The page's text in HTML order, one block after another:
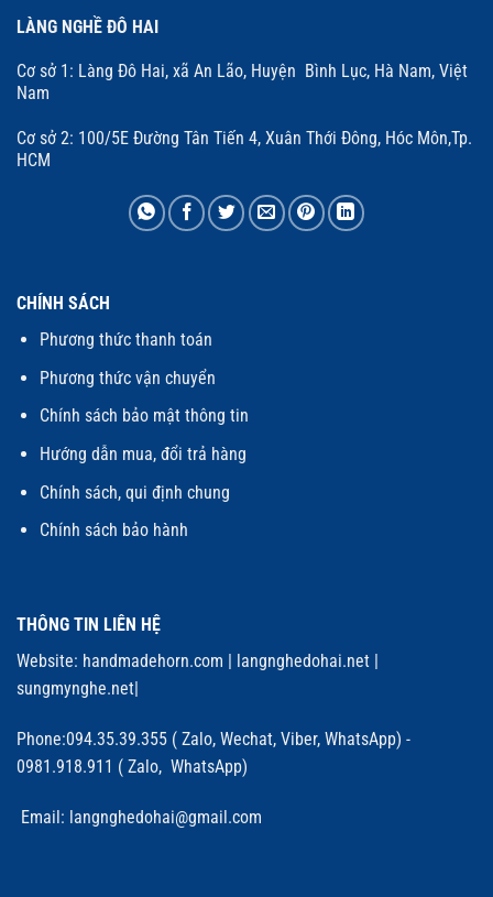
LÀNG NGHỀ ĐÔ HAI
Cơ sở 1: Làng Đô Hai, xã An Lão, Huyện Bình Lục, Hà Nam, Việt
Nam
Cơ sở 2: 100/5E Đường Tân Tiến 4, Xuân Thới Đông, Hóc Môn,Tp.
HCM
CHÍNH SÁCH
Phương thức thanh toán
Phương thức vận chuyển
Chính sách bảo mật thông tin
Hướng dẫn mua, đổi trả hàng
Chính sách, qui định chung
Chính sách bảo hành
THÔNG TIN LIÊN HỆ
Website: handmadehorn.com | langnghedohai.net |
sungmynghe.net|
Phone:094.35.39.355 ( Zalo, Wechat, Viber, WhatsApp) -
0981.918.911 ( Zalo, WhatsApp)
Email: langnghedohai@gmail.com